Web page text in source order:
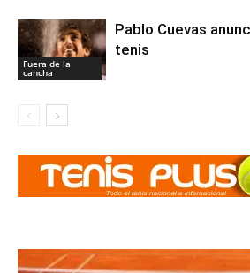
Fuera de la
cancha
Pablo Cuevas
tenis